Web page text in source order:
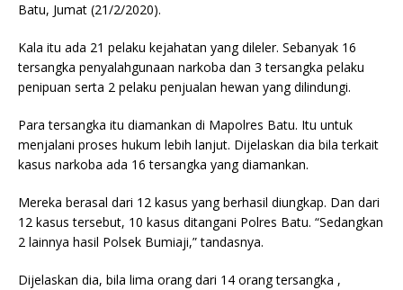
Batu, Jumat (21/2/2020).
Kala itu ada 21 pelaku kejahatan yang dileler. Sebanyak 16
tersangka penyalahgunaan narkoba dan 3 tersangka pelaku
penipuan serta 2 pelaku penjualan hewan yang dilindungi.
Para tersangka itu diamankan di Mapolres Batu. Itu untuk
menjalani proses hukum lebih lanjut. Dijelaskan dia bila terkait
kasus narkoba ada 16 tersangka yang diamankan.
Mereka berasal dari 12 kasus yang berhasil diungkap. Dan dari
12 kasus tersebut, 10 kasus ditangani Polres Batu. “Sedangkan
2 lainnya hasil Polsek Bumiaji,” tandasnya.
Dijelaskan dia, bila lima orang dari 14 orang tersangka ,